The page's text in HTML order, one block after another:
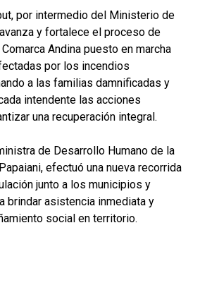
por intermedio del Ministerio de
y fortalece el proceso de
Andina puesto en marcha
por los incendios
a las familias damnificadas y
intendente las acciones
una recuperación integral.
de Desarrollo Humano de la
efectuó una nueva recorrida
junto a los municipios y
brindar asistencia inmediata y
social en territorio.